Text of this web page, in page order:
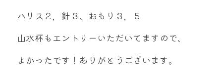
ハリス２，針３、おもり３，５
山水杯もエントリーいただいてますので、
よかったです！ありがとうございます。